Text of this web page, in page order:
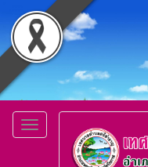
Toggle
navigation